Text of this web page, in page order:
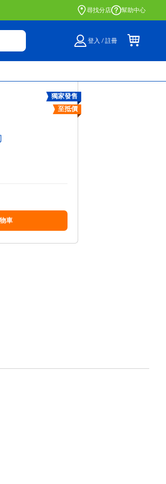
門店自取服務 網上購買並在店內
尋找分店 幫助中心
登入 / 註冊
獨家發售
至抵價
車